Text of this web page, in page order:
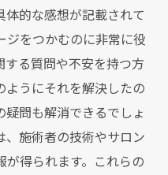
体的な感想が記載されて
ジをつかむのに非常に役
る質問や不安を持つ方
ようにそれを解決したの
問も解消できるでしょ
、施術者の技術やサロン
が得られます。これらの